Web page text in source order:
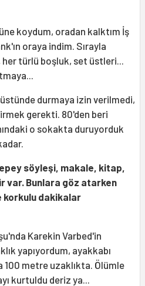
koydum, oradan kalktım İş
oraya indim. Sırayla
her türlü boşluk, set üstleri...
durmaya izin verilmedi,
gerekti. 80'den beri
o sokakta duruyorduk
epey söyleşi, makale, kitap,
Bunlara göz atarken
korkulu dakikalar
Karekin Varbed'in
yapıyordum, ayakkabı
100 metre uzaklıkta. Ölümle
kurtuldu deriz ya...